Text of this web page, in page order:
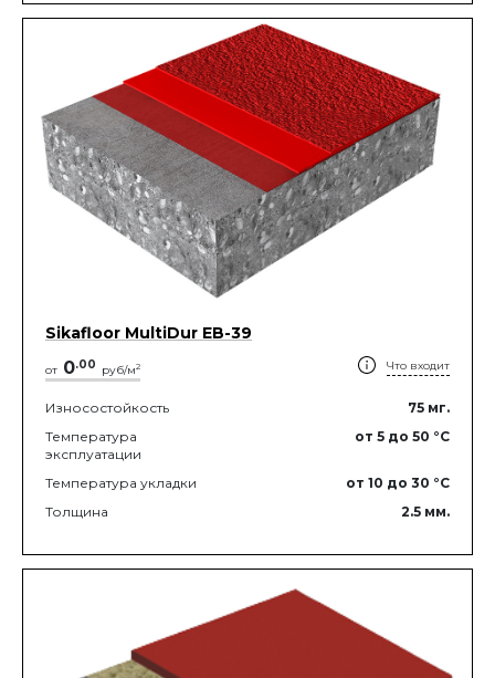
Sikafloor MultiDur EB-39
от 0.00 руб/м2 Что входит
Износостойкость 75 мг.
Температура
эксплуатации
от 5 до 50 °C
Температура укладки от 10 до 30 °C
Толщина
2.5 мм.